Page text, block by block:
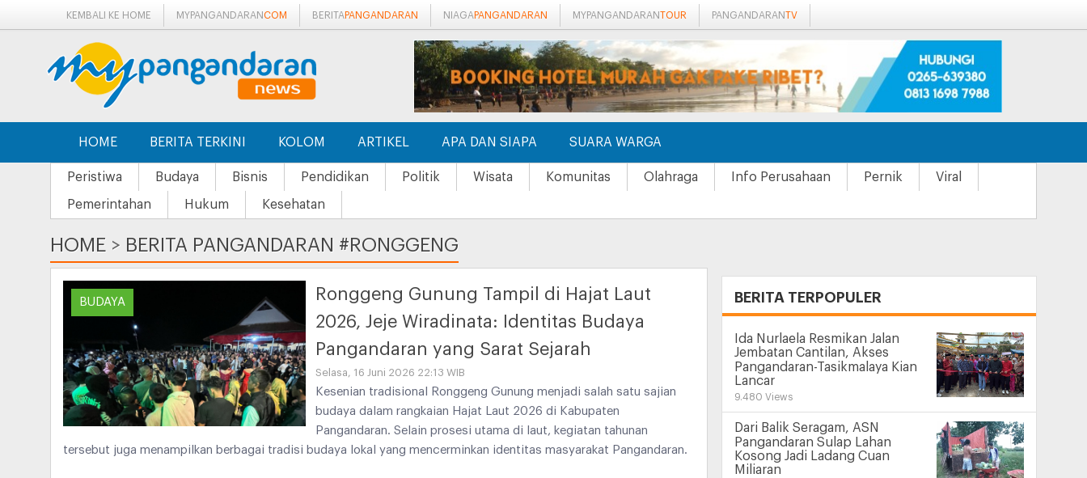
KEMBALI KE HOME MYPANGANDARANCOM BERITA PANGANDARAN NIAGA PANGANDARAN MYPANGANDARANTOUR PANGANDARANTV
HOME BERITA TERKINI KOLOM ARTIKEL APA DAN SIAPA SUARA WARGA
Peristiwa Budaya Bisnis Pendidikan Politik Wisata Komunitas Olahraga Info Perusahaan Pernik Viral
Pemerintahan Hukum Kesehatan
HOME > BERITA PANGANDARAN #RONGGENG
BUDAYA
Ronggeng Gunung Tampil di Hajat Laut
2026, Jeje Wiradinata: Identitas Budaya
Pangandaran yang Sarat Sejarah
Selasa, 16 Juni 2026 22:13 WIB
Kesenian tradisional Ronggeng Gunung menjadi salah satu sajian
budaya dalam rangkaian Hajat Laut 2026 di Kabupaten
Pangandaran. Selain prosesi utama di laut, kegiatan tahunan
tersebut juga menampilkan berbagai tradisi budaya lokal yang mencerminkan identitas masyarakat Pangandaran.
BERITA TERPOPULER
Ida Nurlaela Resmikan Jalan
Jembatan Cantilan, Akses
Pangandaran-Tasikmalaya Kian
Lancar
9.480 Views
Dari Balik Seragam, ASN
Pangandaran Sulap Lahan
Kosong Jadi Ladang Cuan
Miliaran